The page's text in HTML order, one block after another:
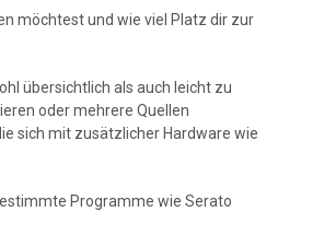
möchtest und wie viel Platz dir zur
übersichtlich als auch leicht zu
oder mehrere Quellen
sich mit zusätzlicher Hardware wie
Programme wie Serato